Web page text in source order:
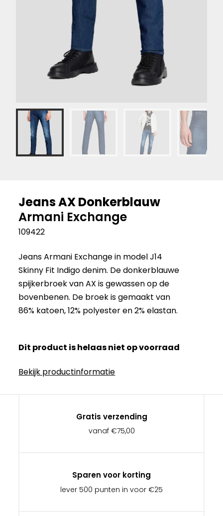
Jeans AX Donkerblauw
Armani Exchange
109422
Jeans Armani Exchange in model J14
Skinny Fit Indigo denim. De donkerblauwe
spijkerbroek van AX is gewassen op de
bovenbenen. De broek is gemaakt van
86% katoen, 12% polyester en 2% elastan.
Dit product is helaas niet op voorraad
Bekijk productinformatie
Gratis verzending
vanaf €75,00
Sparen voor korting
lever 500 punten in voor €25